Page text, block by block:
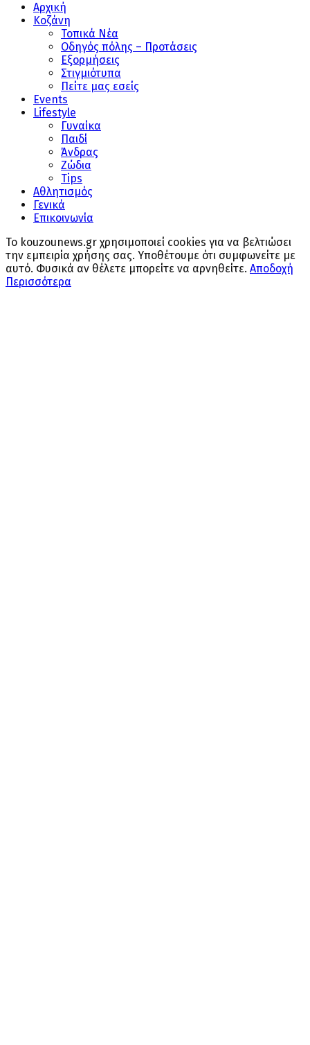
Αρχική
Κοζάνη
Τοπικά Νέα
Οδηγός πόλης – Προτάσεις
Εξορμήσεις
Στιγμιότυπα
Πείτε μας εσείς
Events
Lifestyle
Γυναίκα
Παιδί
Άνδρας
Ζώδια
Tips
Αθλητισμός
Γενικά
Επικοινωνία
Το kouzounews.gr χρησιμοποιεί cookies για να βελτιώσει
την εμπειρία χρήσης σας. Υποθέτουμε ότι συμφωνείτε με
αυτό. Φυσικά αν θέλετε μπορείτε να αρνηθείτε. Αποδοχή
Περισσότερα